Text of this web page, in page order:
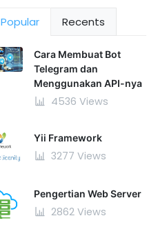
Popular Recents
Cara Membuat Bot
Telegram dan
Menggunakan API-nya
4536 Views
Yii Framework
3277 Views
Pengertian Web Server
2862 Views